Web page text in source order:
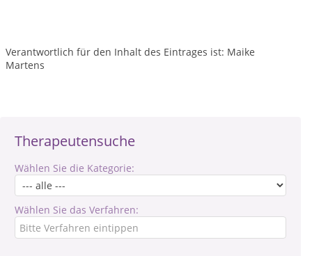
Therapeutensuche
Wählen Sie die Kategorie:
Wählen Sie das Verfahren:
Verantwortlich für den Inhalt des Eintrages ist: Maike
Martens